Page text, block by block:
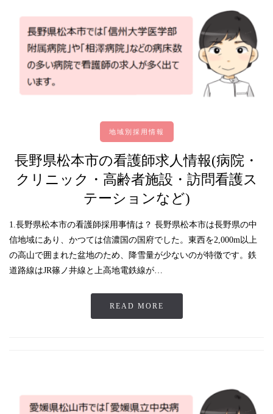
地域別採用情報
長野県松本市の看護師求人情報(病院・
クリニック・高齢者施設・訪問看護ス
テーションなど)
1.長野県松本市の看護師採用事情は？ 長野県松本市は長野県の中
信地域にあり、かつては信濃国の国府でした。東西を2,000m以上
の高山で囲まれた盆地のため、降雪量が少ないのが特徴です。鉄
道路線はJR篠ノ井線と上高地電鉄線が…
READ MORE